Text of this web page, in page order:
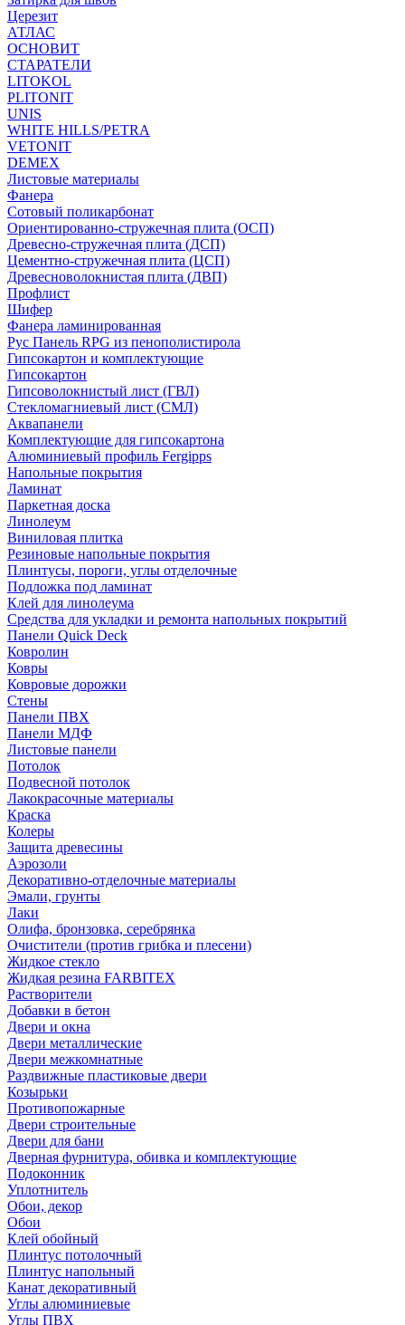
Церезит
АТЛАС
ОСНОВИТ
СТАРАТЕЛИ
LITOKOL
PLITONIT
UNIS
WHITE HILLS/PETRA
VETONIT
DEMEX
Листовые материалы
Фанера
Сотовый поликарбонат
Ориентированно-стружечная плита (ОСП)
Древесно-стружечная плита (ДСП)
Цементно-стружечная плита (ЦСП)
Древесноволокнистая плита (ДВП)
Профлист
Шифер
Фанера ламинированная
Рус Панель RPG из пенополистирола
Гипсокартон и комплектующие
Гипсокартон
Гипсоволокнистый лист (ГВЛ)
Стекломагниевый лист (СМЛ)
Аквапанели
Комплектующие для гипсокартона
Алюминиевый профиль Fergipps
Напольные покрытия
Ламинат
Паркетная доска
Линолеум
Виниловая плитка
Резиновые напольные покрытия
Плинтусы, пороги, углы отделочные
Подложка под ламинат
Клей для линолеума
Средства для укладки и ремонта напольных покрытий
Панели Quick Deck
Ковролин
Ковры
Ковровые дорожки
Стены
Панели ПВХ
Панели МДФ
Листовые панели
Потолок
Подвесной потолок
Лакокрасочные материалы
Краска
Колеры
Защита древесины
Аэрозоли
Декоративно-отделочные материалы
Эмали, грунты
Лаки
Олифа, бронзовка, серебрянка
Очистители (против грибка и плесени)
Жидкое стекло
Жидкая резина FARBITEX
Растворители
Добавки в бетон
Двери и окна
Двери металлические
Двери межкомнатные
Раздвижные пластиковые двери
Козырьки
Противопожарные
Двери строительные
Двери для бани
Дверная фурнитура, обивка и комплектующие
Подоконник
Уплотнитель
Обои, декор
Обои
Клей обойный
Плинтус потолочный
Плинтус напольный
Канат декоративный
Углы алюминиевые
Углы ПВХ